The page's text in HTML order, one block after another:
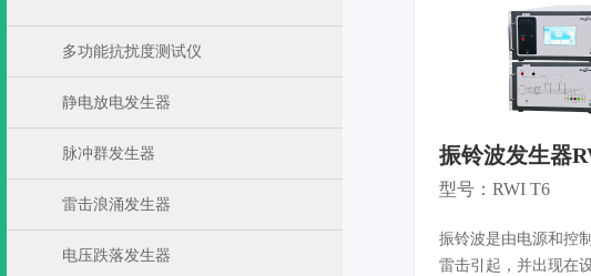
多功能抗扰度测试仪
静电放电发生器
脉冲群发生器
雷击浪涌发生器
电压跌落发生器
振铃波发生器
型号：RWI T6
振铃波是由电源和控
雷击引起，并出现在